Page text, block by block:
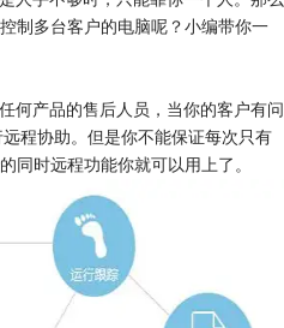
制多台客户的电脑呢？小编带你一
何产品的售后人员，当你的客户有问
远程协助。但是你不能保证每次只有
同时远程功能你就可以用上了。